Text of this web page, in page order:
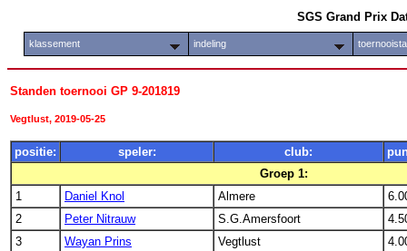
SGS Grand Prix
klassement indeling
Standen toernooi GP 9-201819
Vegtlust, 2019-05-25
positie: speler: club:
Groep 1:
1
Daniel Knol Almere
2
Peter Nitrauw S.G.Amersfoort
3
Wayan Prins Vegtlust